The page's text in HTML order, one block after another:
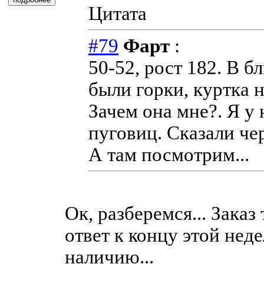
Цитата
#79 Фарт :
50-52, рост 182. В
были горки, куртка
Зачем она мне?. Я у
пуговиц. Сказали
А там посмотрим...
Ок, разберемся... Заказ
ответ к концу этой
наличию...